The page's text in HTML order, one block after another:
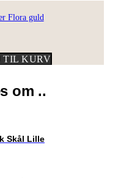
TIL KURV
om ..
Skål Lille